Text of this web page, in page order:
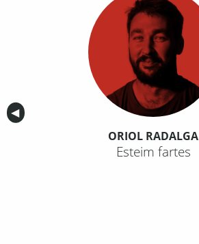
Anterior
◀︎
ORIOL RADALGA
Esteim fartes